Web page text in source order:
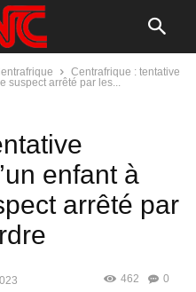
Centrafrique : tentative
suspect arrêté par les...
enfant à
arrêté par
0
462